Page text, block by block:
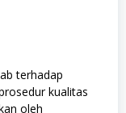
terhadap
kualitas
oleh